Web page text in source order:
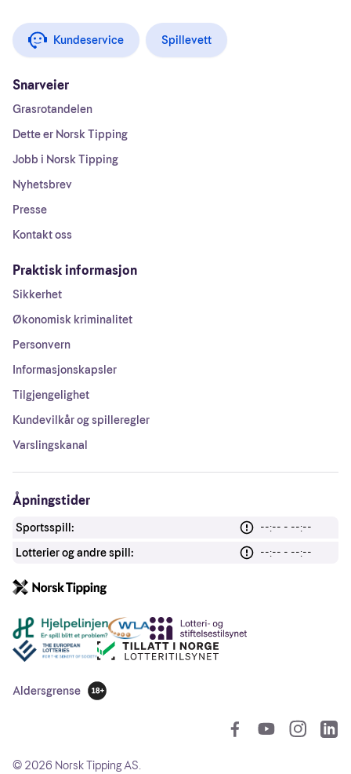
Kundeservice Spillevett
Snarveier
Grasrotandelen
Dette er Norsk Tipping
Jobb i Norsk Tipping
Nyhetsbrev
Presse
Kontakt oss
Praktisk informasjon
Sikkerhet
Økonomisk kriminalitet
Personvern
Informasjonskapsler
Tilgjengelighet
Kundevilkår og spilleregler
Varslingskanal
Åpningstider
Sportsspill:
--:-- - --:--
Lotterier og andre spill:
--:-- - --:--
Andre lenker
Aldersgrense
18 år
© 2026 Norsk Tipping AS.